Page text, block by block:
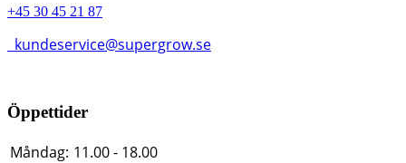
+45 30 45 21 87
kundeservice@supergrow.se
Öppettider
Måndag: 11.00 - 18.00